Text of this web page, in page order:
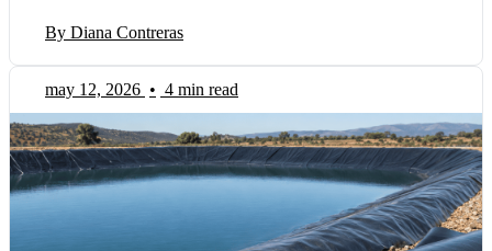
By Diana Contreras
may 12, 2026 • 4 min read